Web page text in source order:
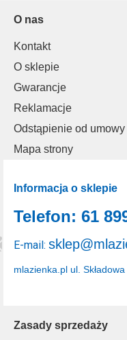
O nas
Kontakt
O sklepie
Gwarancje
Reklamacje
Odstąpienie od umowy
Mapa strony
Zasady sprzedaży
Informacja o sklepie
mlazienka.pl ul.
Telefon: 61
E-mail: